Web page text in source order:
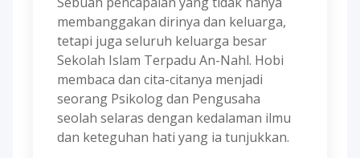
membanggakan dirinya dan keluarga,
tetapi juga seluruh keluarga besar
Sekolah Islam Terpadu An-Nahl. Hobi
membaca dan cita-citanya menjadi
seorang Psikolog dan Pengusaha
seolah selaras dengan kedalaman ilmu
dan keteguhan hati yang ia tunjukkan.